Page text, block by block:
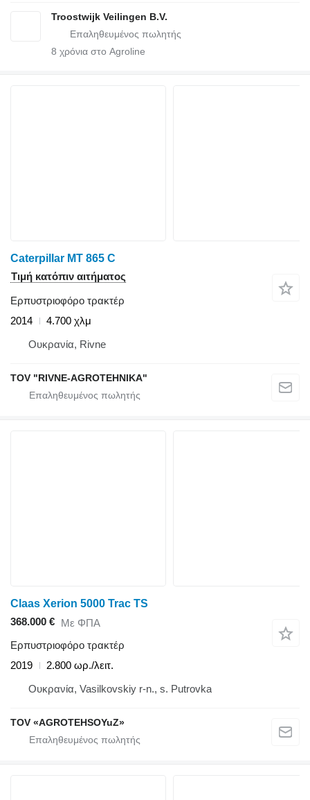
Troostwijk Veilingen B.V.
8 χρόνια στο Agroline
Caterpillar MT 865 C
Τιμή κατόπιν αιτήματος
Ερπυστριοφόρο τρακτέρ
2014
4.700 χλμ
Ουκρανία, Rivne
TOV "RIVNE-AGROTEHNIKA"
Claas Xerion 5000 Trac TS
368.000 € Με ΦΠΑ
Ερπυστριοφόρο τρακτέρ
2019
2.800 ωρ./λειτ.
Ουκρανία, Vasilkovskiy r-n., s. Putrovka
TOV «AGROTEHSOYuZ»